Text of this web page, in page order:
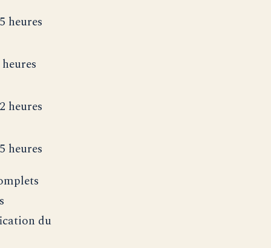
heures
heures
heures
du